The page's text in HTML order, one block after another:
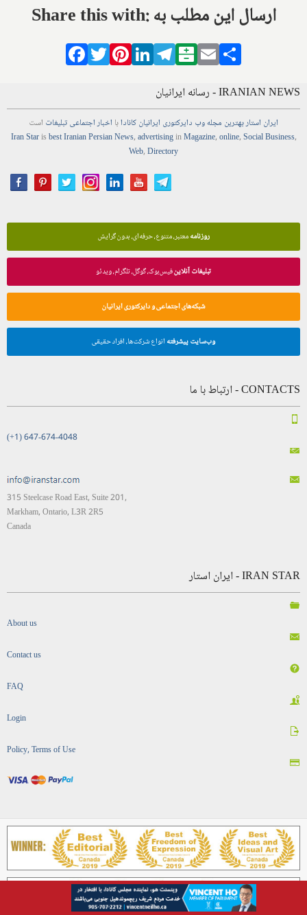
Share this with: ارسال این مطلب به
Facebook
TwitterPinterestLinkedIn
Telegram
Balatarin
Email
IRANIAN NEWS - رسانه ایرانیان
ایران استاربهترین مجلهوب دایرکتوری ایرانیان کانادابا اخباراجتماعیتبلیغات است
Iran Starisbest Iranian PersianNews,advertisinginMagazine,online,Social Business,
Web,Directory
روزنامهمعتبر، متنوع، حرفه‌ای، بدون گرایش
تبلیغات آنلاینفیس‌بوک، گوگل، تلگرام، ویدئو
شبکه‌های اجتماعی و دایرکتوری ایرانیان
وب‌سایت پیشرفته انواع شرکت‌ها، افراد حقیقی
CONTACTS - ارتباط با ما
(+1) 647-674-4048
315 Steelcase Road East, Suite 201,
Markham, Ontario, L3R 2R5
Canada
IRAN STAR - ایران استار
About us
Contact us
FAQ
Login
Policy, Terms of Use